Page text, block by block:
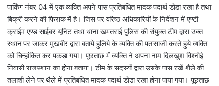
पार्किंग नंबर 04 में एक व्यक्ति अपने पास प्रतिबंधित मादक पदार्थ डोडा रखा है तथा
बिक्री करने की फिराक में है। जिस पर वरिष्ठ अधिकारियों के निर्देशन में एण्टी
क्राईम एण्ड साईबर यूनिट तथा थाना खमतराई पुलिस की संयुक्त टीम द्वारा उक्त
स्थान पर जाकर मुखबीर द्वारा बताये हुलिये के व्यक्ति की पतासाजी करते हुये व्यक्ति
को चिन्हांकित कर पकड़ा गया। पूछताछ में व्यक्ति ने अपना नाम दिलखुश विश्नोई
निवासी राजस्थान का होना बताया। टीम के सदस्यों द्वारा उसके पास रखें थैले की
तलाशी लेने पर थैले में प्रतिबंधित मादक पदार्थ डोडा रखा होना पाया गया। पूछताछ